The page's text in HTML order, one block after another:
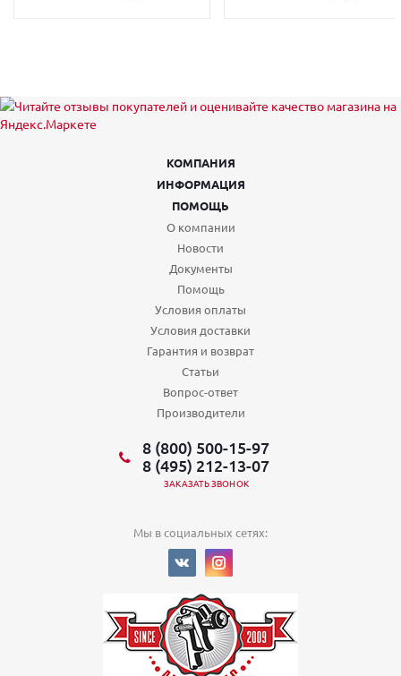
КОМПАНИЯ
ИНФОРМАЦИЯ
ПОМОЩЬ
О компании
Новости
Документы
Помощь
Условия оплаты
Условия доставки
Гарантия и возврат
Статьи
Вопрос-ответ
Производители
8 (800) 500-15-97
8 (495) 212-13-07
ЗАКАЗАТЬ ЗВОНОК
Мы в социальных сетях: